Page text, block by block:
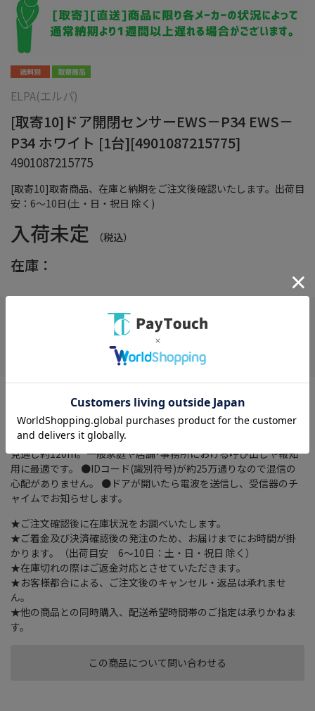
[取寄10]取寄商品、在庫と納期をご注文後確認いたします。出荷目
安：6～10日(土・日・祝日 除く)
ELPA(エルパ)
[取寄10]ドア開閉センサーEWS－P34 EWS－
P34 ホワイト [1台][4901087215775]
4901087215775
入荷未定 （税込）
在庫：
この商品について問い合わせる
在庫がありません
●配線が不要なワイヤレスタイプなので設置が簡単！用途に合わ
せて送信器･受信器の増設も可能です。 (1台の受信器に対して8
台までの送信器を登録して使用できます。) ●送信器1台に対して
受信器は何台でも増設することができます。 ●電波の到達距離は
見通し約120m。一般家庭や店舗･事務所における呼び出しや報知
用に最適です。 ●IDコード(識別符号)が約25万通りなので混信の
心配がありません。 ●ドアが開いたら電波を送信し、受信器のチ
ャイムでお知らせします。
★ご注文確認後に在庫状況をお調べいたします。
★ご着金及び決済確認後の発注のため、お届けまでにお時間が掛
かります。（出荷目安 6～10日：土・日・祝日 除く）
★在庫切れの際はご返金対応とさせていただきます。
★お客様都合による、ご注文後のキャンセル・返品は承れませ
ん。
★他の商品との同時購入、配送希望時間帯のご指定は承りかねま
す。